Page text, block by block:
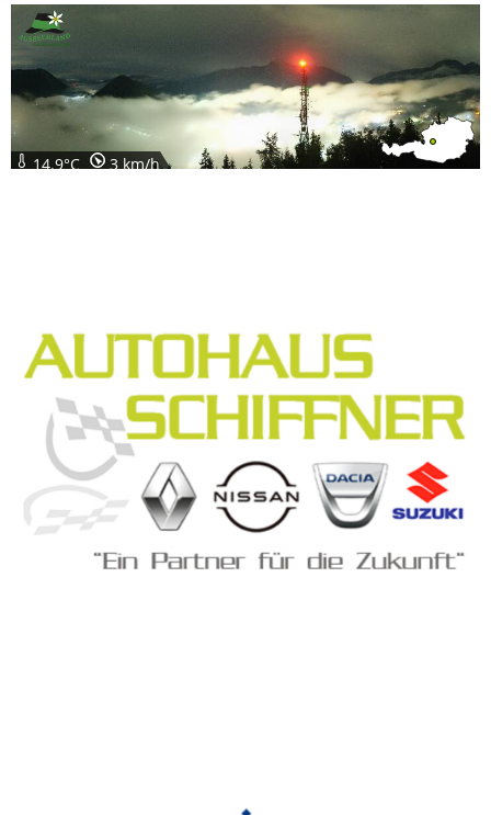
14.9°C 3 km/h